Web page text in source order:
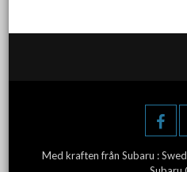
Med kraften från Subaru :